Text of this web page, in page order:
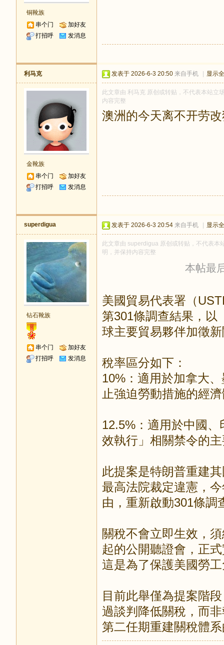
铜靴族
串个门
加好友
打招呼
发消息
利马克
金靴族
串个门
加好友
打招呼
发消息
发表于 2026-6-3 20:50 来自手机 显示
此文章由 利马克 原创或转贴，不代表本站立
内容完整
澳洲的今天离不开劳
superdigua
钻石靴族
串个门
加好友
打招呼
发消息
发表于 2026-6-3 20:54 来自手机 显示
此文章由 superdigua 原创或转贴，不代表本
明，并保持内容完整
本帖最
美國貿易代表署（
第301條調查結果，以
球主要貿易夥伴加徵
稅率區分如下：
10%：適用於加拿大
止強迫勞動措施的經
12.5%：適用於中國
效執行」相關禁令的
此提案是特朗普重建
最高法院裁定違憲，
由，重新啟動301條調
關稅不會立即生效，
起的公開聽證會，正
這是為了保護美國勞
目前此舉僅為提案階
過談判降低關稅，而
第二任期重建關稅體